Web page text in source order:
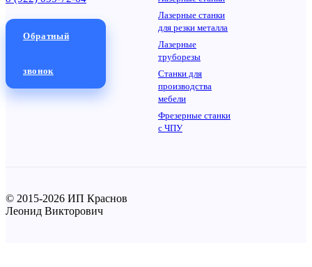
Обратный
звонок
Лазерные станки
для резки металла
Лазерные
труборезы
Станки для
производства
мебели
Фрезерные станки
с ЧПУ
© 2015-2026 ИП Краснов
Леонид Викторович